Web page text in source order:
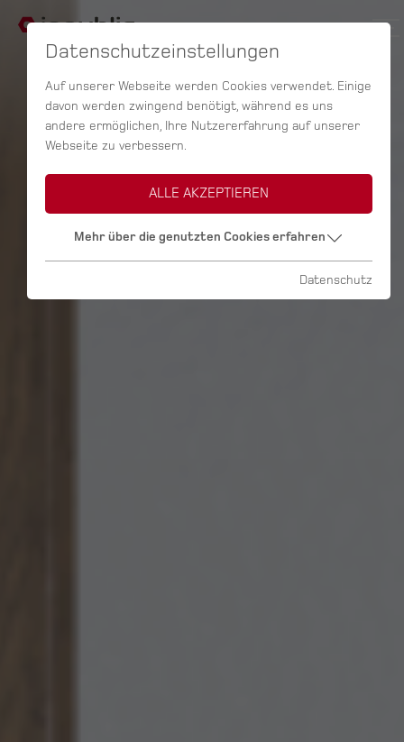
Datenschutzeinstellungen
Auf unserer Webseite werden Cookies verwendet. Einige
davon werden zwingend benötigt, während es uns
andere ermöglichen, Ihre Nutzererfahrung auf unserer
Webseite zu verbessern.
ALLE AKZEPTIEREN
Mehr über die genutzten Cookies erfahren
Datenschutz